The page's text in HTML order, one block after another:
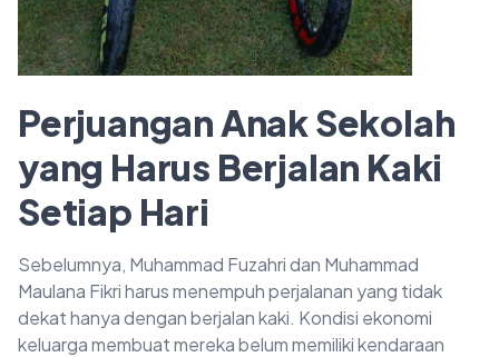
Perjuangan Anak Sekolah
yang Harus Berjalan Kaki
Setiap Hari
Sebelumnya, Muhammad Fuzahri dan Muhammad
Maulana Fikri harus menempuh perjalanan yang tidak
dekat hanya dengan berjalan kaki. Kondisi ekonomi
keluarga membuat mereka belum memiliki kendaraan